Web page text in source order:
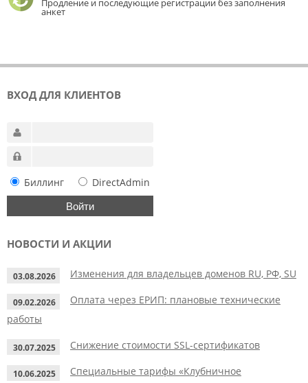
Продление и последующие регистрации без заполнения
анкет
ВХОД ДЛЯ КЛИЕНТОВ
Биллинг DirectAdmin
НОВОСТИ И АКЦИИ
03.08.2026 Изменения для владельцев доменов RU, РФ, SU
09.02.2026
Оплата через ЕРИП: плановые технические
работы
30.07.2025 Снижение стоимости SSL-сертификатов
10.06.2025
Специальные тарифы «Клубничное